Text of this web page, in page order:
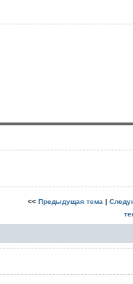
<< Предыдущая тема |